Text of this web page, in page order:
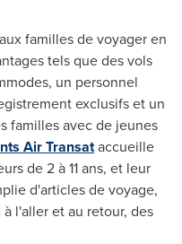
familles de voyager en
tels que des vols
un personnel
exclusifs et un
familles avec de jeunes
Air Transataccueille
de 2 à 11 ans, et leur
d'articles de voyage,
l'aller et au retour, des